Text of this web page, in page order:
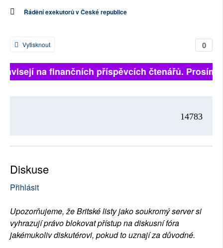
Řádění exekutorů v České republice
0
Vytisknout
na finančních příspěvcích čtenářů.
14783
Diskuse
Přihlásit
Upozorňujeme, že Britské listy jako soukromý server si
vyhrazují právo blokovat přístup na diskusní fóra
jakémukoliv diskutérovi, pokud to uznají za důvodné.